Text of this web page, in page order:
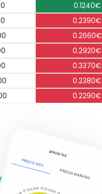
0.1240€
0.2390€
0.2660€
0.2920€
0.3370€
0.2380€
0.2290€